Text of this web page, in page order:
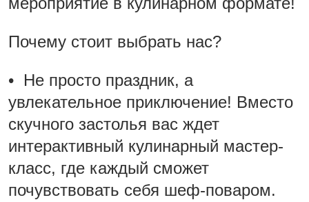
Почему стоит выбрать нас?
• Не просто праздник, а
увлекательное приключение! Вместо
скучного застолья вас ждет
интерактивный кулинарный мастер-
класс, где каждый сможет
почувствовать себя шеф-поваром.